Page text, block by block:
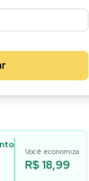
+ Suporte,
Cor
Você economiza
R$ 18,99